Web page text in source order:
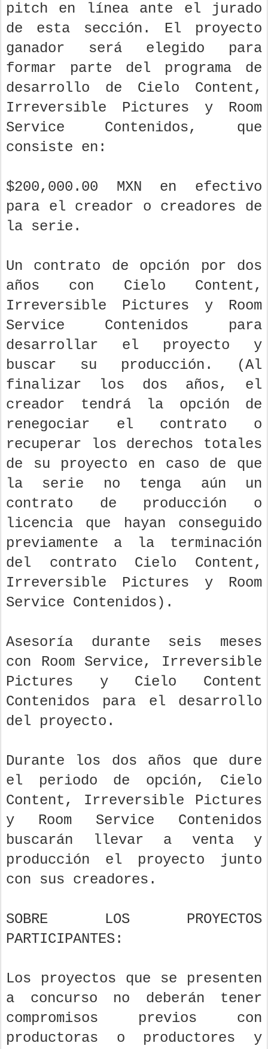
pitch en línea ante el jurado
de esta sección. El proyecto
ganador será elegido para
formar parte del programa de
desarrollo de Cielo Content,
Irreversible Pictures y Room
Service Contenidos, que
consiste en:
$200,000.00 MXN en efectivo
para el creador o creadores de
la serie.
Un contrato de opción por dos
años con Cielo Content,
Irreversible Pictures y Room
Service Contenidos para
desarrollar el proyecto y
buscar su producción. (Al
finalizar los dos años, el
creador tendrá la opción de
renegociar el contrato o
recuperar los derechos totales
de su proyecto en caso de que
la serie no tenga aún un
contrato de producción o
licencia que hayan conseguido
previamente a la terminación
del contrato Cielo Content,
Irreversible Pictures y Room
Service Contenidos).
Asesoría durante seis meses
con Room Service, Irreversible
Pictures y Cielo Content
Contenidos para el desarrollo
del proyecto.
Durante los dos años que dure
el periodo de opción, Cielo
Content, Irreversible Pictures
y Room Service Contenidos
buscarán llevar a venta y
producción el proyecto junto
con sus creadores.
SOBRE LOS PROYECTOS
PARTICIPANTES:
Los proyectos que se presenten
a concurso no deberán tener
compromisos previos con
productoras o productores y